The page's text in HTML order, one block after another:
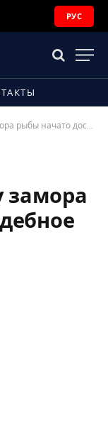
РУС
досудебное расследование
замора